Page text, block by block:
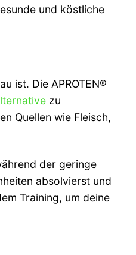
und köstliche
ist. Die APROTEN®
zu
Quellen wie Fleisch,
der geringe
absolvierst und
Training, um deine